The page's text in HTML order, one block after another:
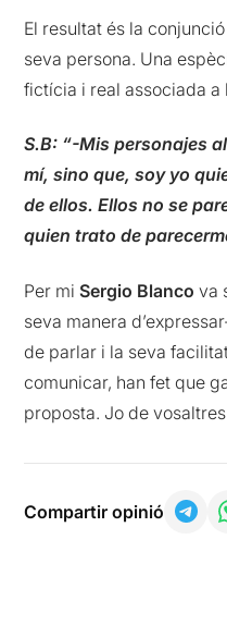
El resultat és la
seva persona. Una
fictícia i real associada a
S.B: “-Mis personajes
mí, sino que, soy yo
de ellos. Ellos no se
quien trato de
Per miSergio Blanco va
seva manera
de parlar i la seva
comunicar, han fet que
proposta. Jo de
Compartir opinió